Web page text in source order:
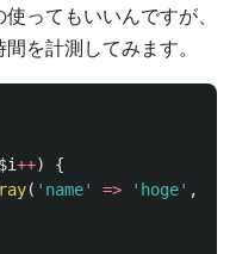
ってもいいんですが、
を計測してみます。
$i++)
{
( 'name' => 'hoge' ,